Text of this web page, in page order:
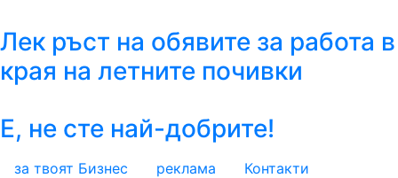
Лек ръст на обявите за работа в
края на летните почивки
Е, не сте най-добрите!
за твоят Бизнес реклама Контакти